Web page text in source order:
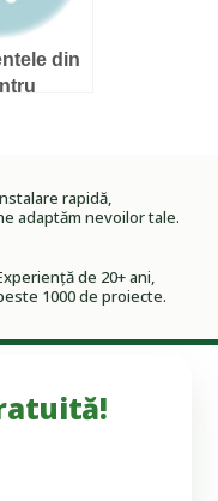
din
rapidă,
adaptăm nevoilor tale.
de 20+ ani,
1000 de proiecte.